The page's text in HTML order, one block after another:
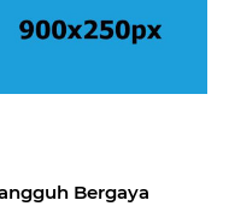
Bergaya